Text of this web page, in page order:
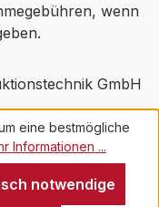
wenn
GmbH
eine bestmögliche
Informationen ...
notwendige